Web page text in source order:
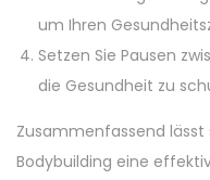
um Ihren
Setzen Sie Pausen
die Gesundheit zu
Zusammenfassend lässt
Bodybuilding eine